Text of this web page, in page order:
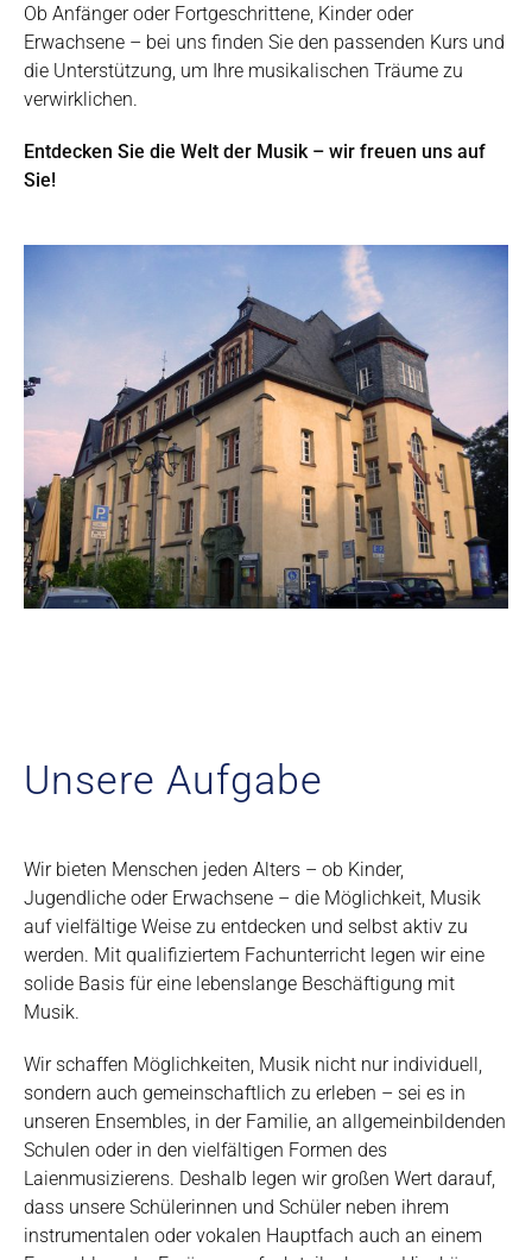
Ob Anfänger oder Fortgeschrittene, Kinder oder
Erwachsene – bei uns finden Sie den passenden Kurs und
die Unterstützung, um Ihre musikalischen Träume zu
verwirklichen.
Entdecken Sie die Welt der Musik – wir freuen uns auf
Sie!
Unsere Aufgabe
Wir bieten Menschen jeden Alters – ob Kinder,
Jugendliche oder Erwachsene – die Möglichkeit, Musik
auf vielfältige Weise zu entdecken und selbst aktiv zu
werden. Mit qualifiziertem Fachunterricht legen wir eine
solide Basis für eine lebenslange Beschäftigung mit
Musik.
Wir schaffen Möglichkeiten, Musik nicht nur individuell,
sondern auch gemeinschaftlich zu erleben – sei es in
unseren Ensembles, in der Familie, an allgemeinbildenden
Schulen oder in den vielfältigen Formen des
Laienmusizierens. Deshalb legen wir großen Wert darauf,
dass unsere Schülerinnen und Schüler neben ihrem
instrumentalen oder vokalen Hauptfach auch an einem